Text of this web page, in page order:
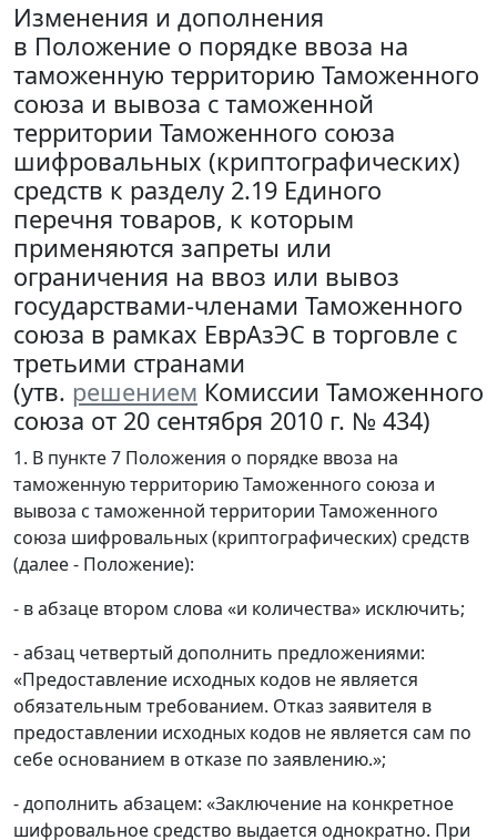
Изменения и дополнения
в Положение о порядке ввоза на
таможенную территорию Таможенного
союза и вывоза с таможенной
территории Таможенного союза
шифровальных (криптографических)
средств к разделу 2.19 Единого
перечня товаров, к которым
применяются запреты или
ограничения на ввоз или вывоз
государствами-членами Таможенного
союза в рамках ЕврАзЭС в торговле с
третьими странами
(утв. решением Комиссии Таможенного
союза от 20 сентября 2010 г. № 434)
1. В пункте 7 Положения о порядке ввоза на
таможенную территорию Таможенного союза и
вывоза с таможенной территории Таможенного
союза шифровальных (криптографических) средств
(далее - Положение):
- в абзаце втором слова «и количества» исключить;
- абзац четвертый дополнить предложениями:
«Предоставление исходных кодов не является
обязательным требованием. Отказ заявителя в
предоставлении исходных кодов не является сам по
себе основанием в отказе по заявлению.»;
- дополнить абзацем: «Заключение на конкретное
шифровальное средство выдается однократно. При